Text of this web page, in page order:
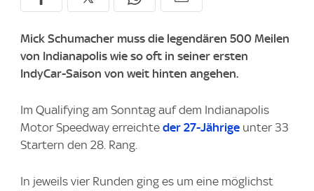
Mick Schumacher muss die legendären 500 Meilen
von Indianapolis wie so oft in seiner ersten
IndyCar-Saison von weit hinten angehen.
Im Qualifying am Sonntag auf dem Indianapolis
Motor Speedway erreichte der 27-Jährige unter 33
Startern den 28. Rang.
In jeweils vier Runden ging es um eine möglichst